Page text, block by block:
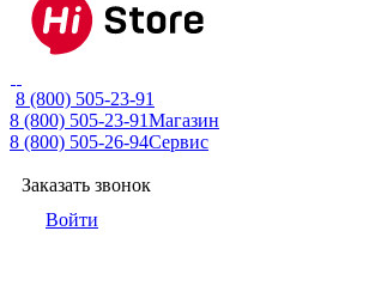
8 (800) 505-23-91
8 (800) 505-23-91Магазин
8 (800) 505-26-94Сервис
Заказать звонок
Войти